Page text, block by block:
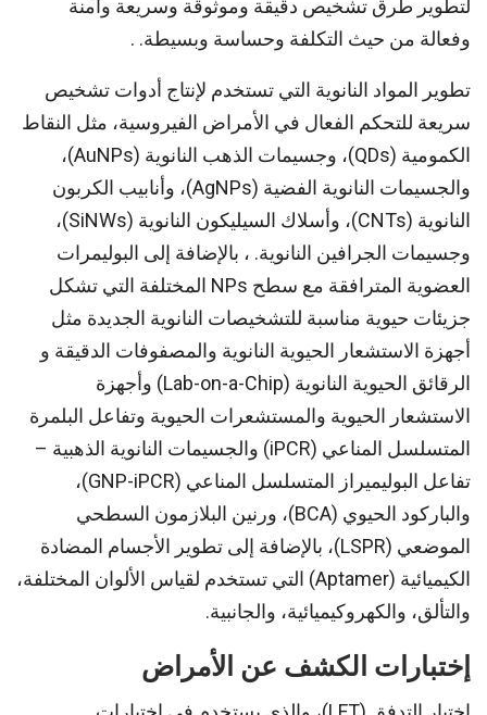
لتطوير طرق تشخيص دقيقة وموثوقة وسريعة وآمنة
وفعالة من حيث التكلفة وحساسة وبسيطة. .
تطوير المواد النانوية التي تستخدم لإنتاج أدوات تشخيص
سريعة للتحكم الفعال في الأمراض الفيروسية، مثل النقاط
الكمومية (QDs)، وجسيمات الذهب النانوية (AuNPs)،
والجسيمات النانوية الفضية (AgNPs)، وأنابيب الكربون
النانوية (CNTs)، وأسلاك السيليكون النانوية (SiNWs)،
وجسيمات الجرافين النانوية. ، بالإضافة إلى البوليمرات
العضوية المترافقة مع سطح NPs المختلفة التي تشكل
جزيئات حيوية مناسبة للتشخيصات النانوية الجديدة مثل
أجهزة الاستشعار الحيوية النانوية والمصفوفات الدقيقة و
الرقائق الحيوية النانوية (Lab-on-a-Chip) وأجهزة
الاستشعار الحيوية والمستشعرات الحيوية وتفاعل البلمرة
المتسلسل المناعي (iPCR) والجسيمات النانوية الذهبية –
تفاعل البوليميراز المتسلسل المناعي (GNP-iPCR)،
والباركود الحيوي (BCA)، ورنين البلازمون السطحي
الموضعي (LSPR)، بالإضافة إلى تطوير الأجسام المضادة
الكيميائية (Aptamer) التي تستخدم لقياس الألوان المختلفة،
والتألق، والكهروكيميائية، والجانبية.
إختبارات الكشف عن الأمراض